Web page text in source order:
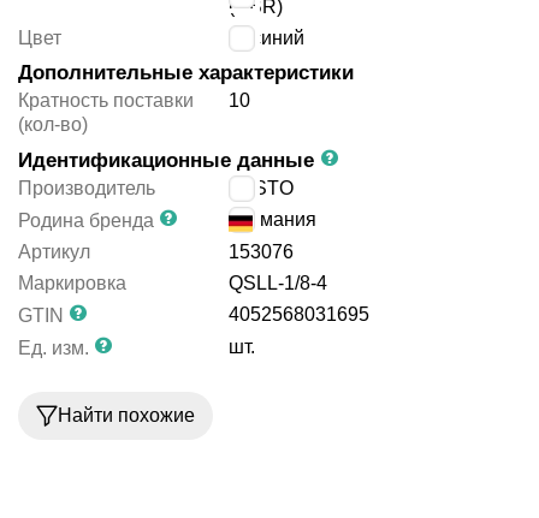
(NBR)
Цвет
синий
Дополнительные характеристики
Кратность поставки
(кол-во)
10
Идентификационные данные
Производитель
FESTO
Родина бренда
Германия
Артикул
153076
Маркировка
QSLL-1/8-4
GTIN
4052568031695
Ед. изм.
шт.
Найти похожие